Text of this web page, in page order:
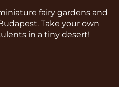
b
e
r
e
s
fairy gardens and
Take your own
in a tiny desert!